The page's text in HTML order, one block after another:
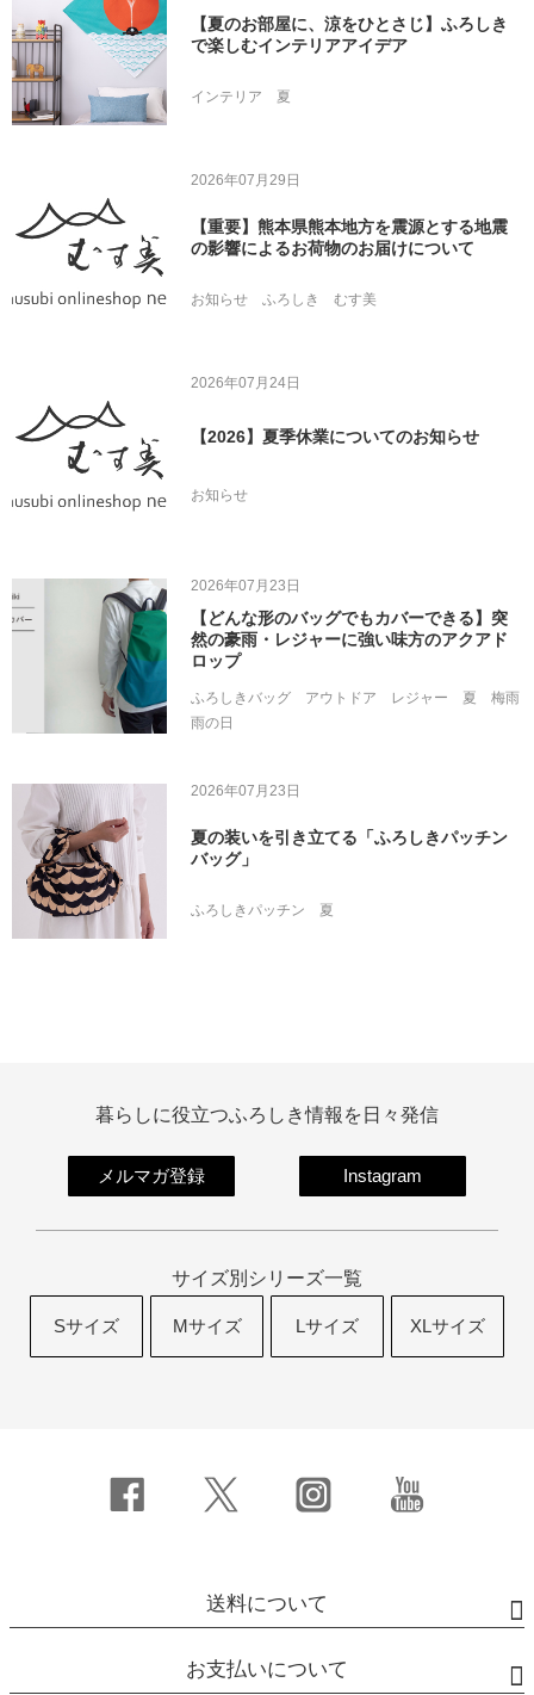
【夏のお部屋に、涼をひとさじ】ふろしき
で楽しむインテリアアイデア
インテリア 夏
2026年07月29日
【重要】熊本県熊本地方を震源とする地震
の影響によるお荷物のお届けについて
お知らせ ふろしき むす美
2026年07月24日
【2026】夏季休業についてのお知らせ
お知らせ
2026年07月23日
【どんな形のバッグでもカバーできる】突
然の豪雨・レジャーに強い味方のアクアド
ロップ
ふろしきバッグ アウトドア レジャー 夏
梅雨
雨の日
2026年07月23日
夏の装いを引き立てる「ふろしきパッチン
バッグ」
ふろしきパッチン 夏
暮らしに役立つふろしき情報を日々発信
メルマガ登録 Instagram
サイズ別シリーズ一覧
Sサイズ Mサイズ Lサイズ XLサイズ
送料について
お支払いについて